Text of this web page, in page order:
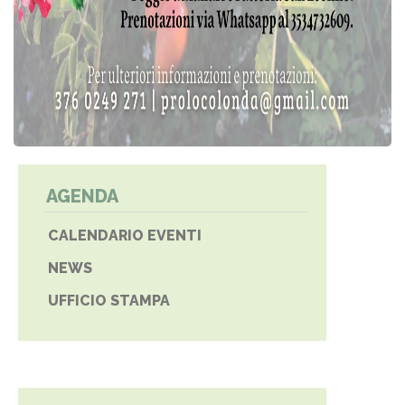
AGENDA
CALENDARIO EVENTI
NEWS
UFFICIO STAMPA